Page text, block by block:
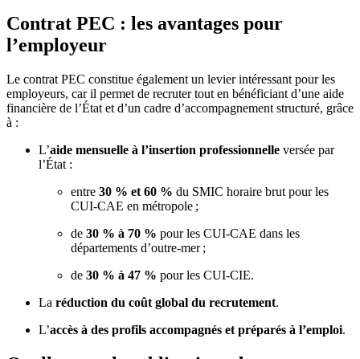
Contrat PEC : les avantages pour
l’employeur
Le contrat PEC constitue également un levier intéressant pour les
employeurs, car il permet de recruter tout en bénéficiant d’une aide
financière de l’État et d’un cadre d’accompagnement structuré, grâce
à :
L’aide mensuelle à l’insertion professionnelle versée par
l’État :
entre 30 % et 60 % du SMIC horaire brut pour les
CUI-CAE en métropole ;
de 30 % à 70 % pour les CUI-CAE dans les
départements d’outre-mer ;
de 30 % à 47 % pour les CUI-CIE.
La réduction du coût global du recrutement.
L’accès à des profils accompagnés et préparés à l’emploi.